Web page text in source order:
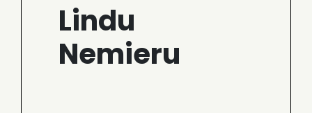
Lindu
Nemieru